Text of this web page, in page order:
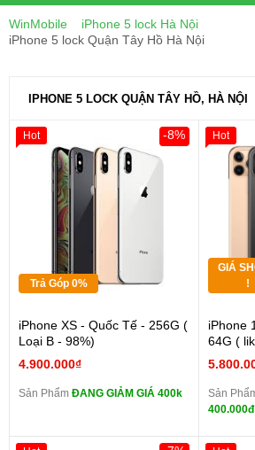
WinMobile
iPhone 5 lock Hà Nội
iPhone 5 lock Quận Tây Hồ Hà Nội
IPHONE 5 LOCK QUẬN TÂY HỒ, HÀ NỘI
Trả Góp 0%
iPhone XS - Quốc Tế - 256G (
Loại B - 98%)
4.900.000₫
-8%
Sản Phẩm ĐANG GIẢM GIÁ 400k
Hot
GIÁ
!
iPhone
64G (
Sản
400.000đ
Hot